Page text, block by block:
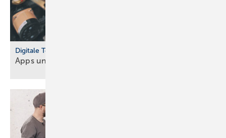
Digitale Tools
Apps und Soft­ware für Hand­werker und